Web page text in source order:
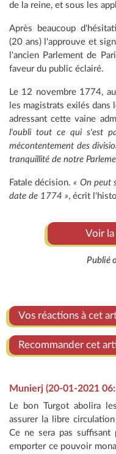
de la reine, et sous les
Après beaucoup
(20 ans) l'approuve et
l'ancien Parlement de
faveur du public éclairé.
Le 12 novembre 1774,
les magistrats exilés
adressant cette vaine
l'oubli tout ce qui s'est
mécontentement des
tranquillité de notre
Fatale décision.« On peut
date de 1774 », écrit
Voir
Publié
Vos réactions à cet
Recommander cet
Munierj (20-01-2021
Le bon Turgot abolira
assurer la libre
Ce ne sera pas
emporter ce pouvoir